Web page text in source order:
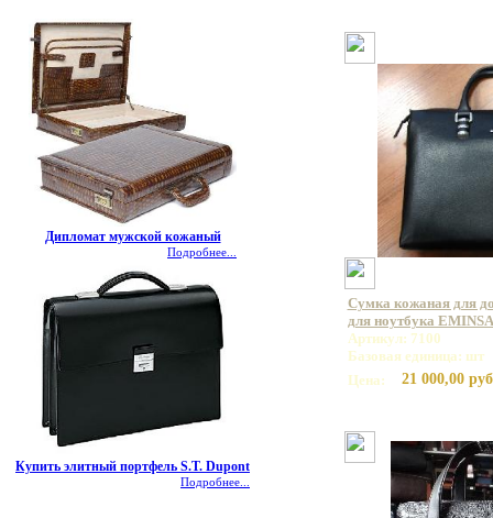
Дипломат мужской кожаный
Подробнее...
Купить элитный портфель S.T. Dupont
Подробнее...
Сумка кожаная для
для ноутбука
Артикул: 7100
Базовая единица: шт
Цена:
21 000,00